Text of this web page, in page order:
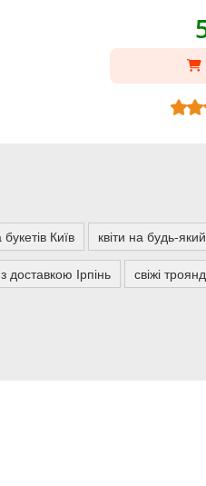
Київ квіти на будь-
доставкою Ірпінь свіжі